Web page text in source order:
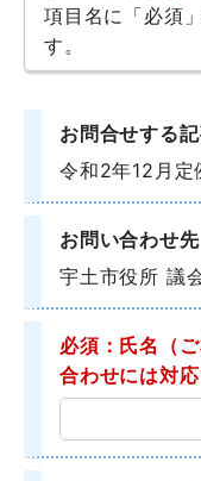
項目名に「必須
す。
お問合せする
令和2年12月定
お問い合わせ先
宇土市役所 議
必須：氏名
（
合わせには対応